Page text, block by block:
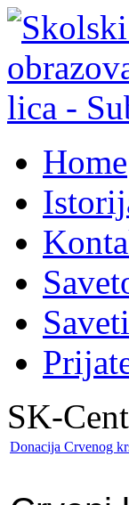
Home
SK-
Donacija Crvenog